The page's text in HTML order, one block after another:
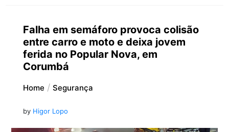
Falha em semáforo provoca colisão
entre carro e moto e deixa jovem
ferida no Popular Nova, em
Corumbá
Home Segurança
by Higor Lopo